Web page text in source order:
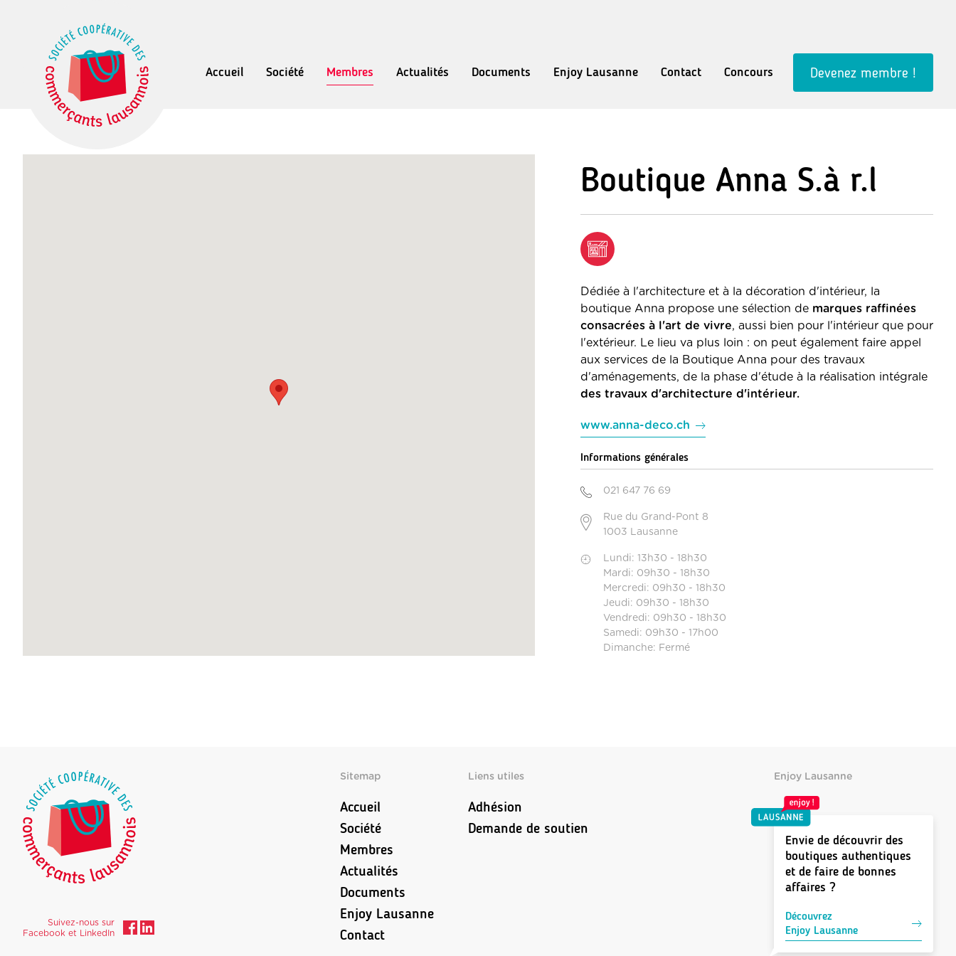
Accueil Société Membres Actualités Documents Enjoy Lausanne Contact Concours Devenez membre !
Boutique Anna S.à r.l
Dédiée à l'architecture et à la décoration d'intérieur, la
boutique Anna propose une sélection de marques raffinées
consacrées à l'art de vivre, aussi bien pour l'intérieur que pour
l'extérieur. Le lieu va plus loin : on peut également faire appel
aux services de la Boutique Anna pour des travaux
d'aménagements, de la phase d'étude à la réalisation intégrale
des travaux d'architecture d'intérieur.
www.anna-deco.ch
Informations générales
021 647 76 69
Rue du Grand-Pont 8
1003 Lausanne
Lundi: 13h30 - 18h30
Mardi: 09h30 - 18h30
Mercredi: 09h30 - 18h30
Jeudi: 09h30 - 18h30
Vendredi: 09h30 - 18h30
Samedi: 09h30 - 17h00
Dimanche: Fermé
Suivez-nous sur
Facebook et LinkedIn
Sitemap
Accueil
Société
Membres
Actualités
Documents
Enjoy Lausanne
Contact
Liens utiles
Adhésion
Demande de soutien
Enjoy Lausanne
Envie de découvrir des
boutiques authentiques
et de faire de bonnes
affaires ?
Découvrez
Enjoy Lausanne